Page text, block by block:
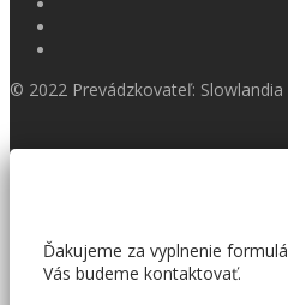
© 2022 Prevádzkovateľ: Slowlandia
Ďakujeme za vyplnenie
Vás budeme kontaktovať.